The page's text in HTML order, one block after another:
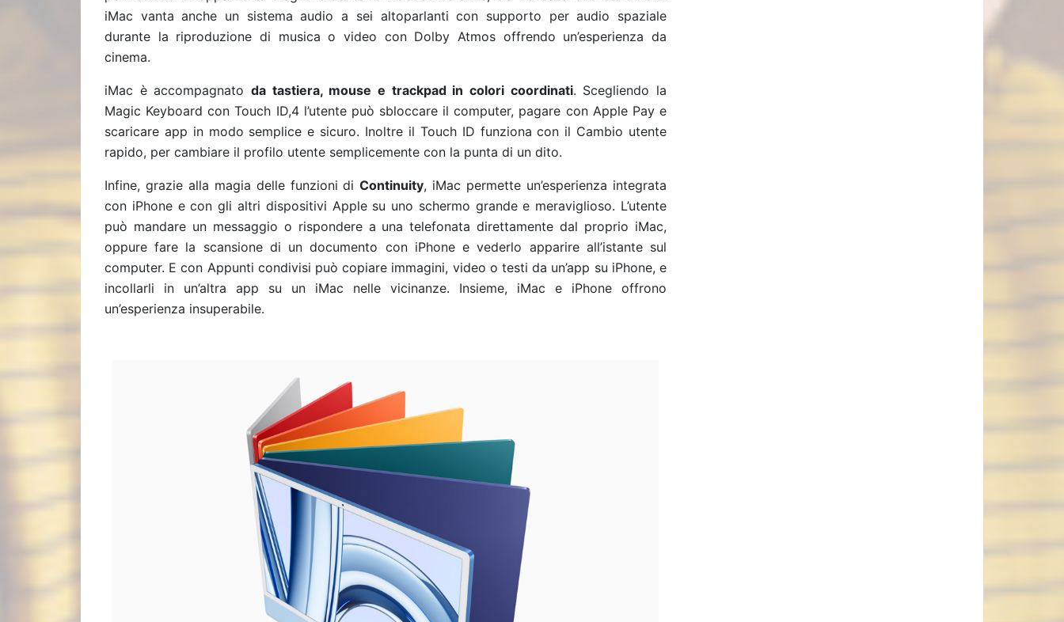
iMac vanta anche un sistema audio a sei altoparlanti con supporto per audio spaziale
durante la riproduzione di musica o video con Dolby Atmos offrendo un’esperienza da
cinema.
iMac è accompagnato da tastiera, mouse e trackpad in colori coordinati. Scegliendo la
Magic Keyboard con Touch ID,4 l’utente può sbloccare il computer, pagare con Apple Pay e
scaricare app in modo semplice e sicuro. Inoltre il Touch ID funziona con il Cambio utente
rapido, per cambiare il profilo utente semplicemente con la punta di un dito.
Infine, grazie alla magia delle funzioni diContinuity, iMac permette un’esperienza integrata
con iPhone e con gli altri dispositivi Apple su uno schermo grande e meraviglioso. L’utente
può mandare un messaggio o rispondere a una telefonata direttamente dal proprio iMac,
oppure fare la scansione di un documento con iPhone e vederlo apparire all’istante sul
computer. E con Appunti condivisi può copiare immagini, video o testi da un’app su iPhone, e
incollarli in un’altra app su un iMac nelle vicinanze. Insieme, iMac e iPhone offrono
un’esperienza insuperabile.